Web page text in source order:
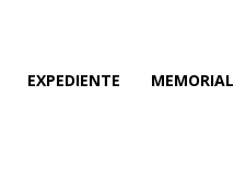
EXPEDIENTE MEMORIAL